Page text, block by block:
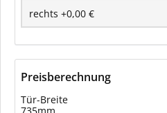
Preisberechnung
Tür-Breite